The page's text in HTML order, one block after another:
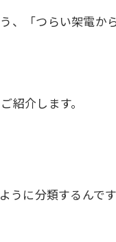
、「つらい架電か
紹介します。
うに分類するんで